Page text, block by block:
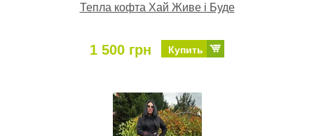
Тепла кофта Хай Живе і Буде
1 500 грн Купить